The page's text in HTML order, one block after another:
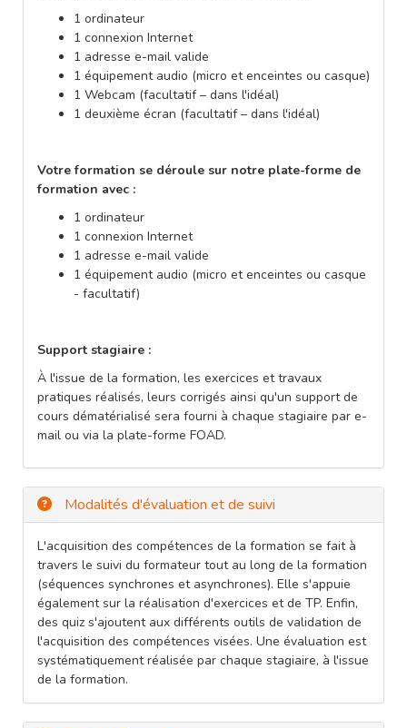
1 ordinateur
1 connexion Internet
1 adresse e-mail valide
1 équipement audio (micro et enceintes ou casque)
1 Webcam (facultatif – dans l'idéal)
1 deuxième écran (facultatif – dans l'idéal)
Votre formation se déroule sur notre plate-forme de
formation avec :
1 ordinateur
1 connexion Internet
1 adresse e-mail valide
1 équipement audio (micro et enceintes ou casque
- facultatif)
Support stagiaire :
À l'issue de la formation, les exercices et travaux
pratiques réalisés, leurs corrigés ainsi qu'un support de
cours dématérialisé sera fourni à chaque stagiaire par e-
mail ou via la plate-forme FOAD.
Modalités d'évaluation et de suivi
L'acquisition des compétences de la formation se fait à
travers le suivi du formateur tout au long de la formation
(séquences synchrones et asynchrones). Elle s'appuie
également sur la réalisation d'exercices et de TP. Enfin,
des quiz s'ajoutent aux différents outils de validation de
l'acquisition des compétences visées. Une évaluation est
systématiquement réalisée par chaque stagiaire, à l'issue
de la formation.